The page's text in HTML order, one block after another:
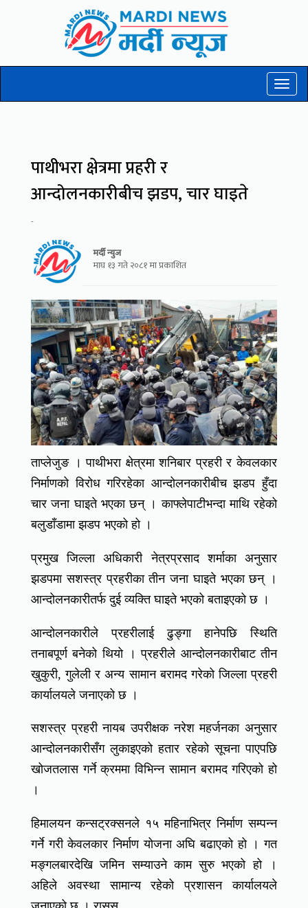
Toggle
पाथीभरा क्षेत्रमा प्रहरी र
आन्दोलनकारीबीच झडप, चार घाइते
-
मर्दी न्युज
माघ १३ गते २०८१ मा प्रकाशित
ताप्लेजुङ । पाथीभरा क्षेत्रमा शनिबार प्रहरी र केवलकार
निर्माणको विरोध गरिरहेका आन्दोलनकारीबीच झडप हुँदा
चार जना घाइते भएका छन् । काफ्लेपाटीभन्दा माथि रहेको
बलुडाँडामा झडप भएको हो ।
प्रमुख जिल्ला अधिकारी नेत्रप्रसाद शर्माका अनुसार
झडपमा सशस्त्र प्रहरीका तीन जना घाइते भएका छन् ।
आन्दोलनकारीतर्फ दुई व्यक्ति घाइते भएको बताइएको छ ।
आन्दोलनकारीले प्रहरीलाई ढुङ्गा हानेपछि स्थिति
तनाबपूर्ण बनेको थियो । प्रहरीले आन्दोलनकारीबाट तीन
खुकुरी, गुलेली र अन्य सामान बरामद गरेको जिल्ला प्रहरी
कार्यालयले जनाएको छ ।
सशस्त्र प्रहरी नायब उपरीक्षक नरेश महर्जनका अनुसार
आन्दोलनकारीसँग लुकाइएको हतार रहेको सूचना पाएपछि
खोजतलास गर्ने क्रममा विभिन्न सामान बरामद गरिएको हो
।
हिमालयन कन्सट्रक्सनले १५ महिनाभित्र निर्माण सम्पन्न
गर्ने गरी केवलकार निर्माण योजना अघि बढाएको हो । गत
मङ्गलबारदेखि जमिन सम्याउने काम सुरु भएको हो ।
अहिले अवस्था सामान्य रहेको प्रशासन कार्यालयले